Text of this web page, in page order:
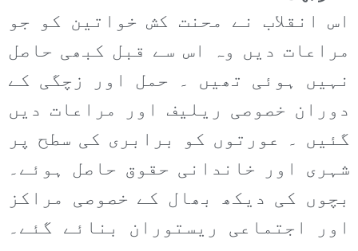
اس انقلاب نے محنت کش خواتین کو جو
مراعات دیں وہ اس سے قبل کبھی حاصل
نہیں ہوئی تھیں ۔ حمل اور زچگی کے
دوران خصوصی ریلیف اور مراعات دیں
گئیں ۔ عورتوں کو برابری کی سطح پر
شہری اور خاندانی حقوق حاصل ہوئے۔
بچوں کی دیکھ بھال کے خصوصی مراکز
اور اجتماعی ریستوران بنائے گئے۔